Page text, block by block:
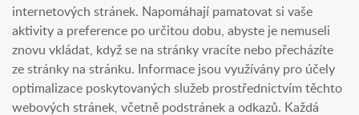
internetových stránek. Napomáhají pamatovat si vaše
aktivity a preference po určitou dobu, abyste je nemuseli
znovu vkládat, když se na stránky vracíte nebo přecházíte
ze stránky na stránku. Informace jsou využívány pro účely
optimalizace poskytovaných služeb prostřednictvím těchto
webových stránek, včetně podstránek a odkazů. Každá